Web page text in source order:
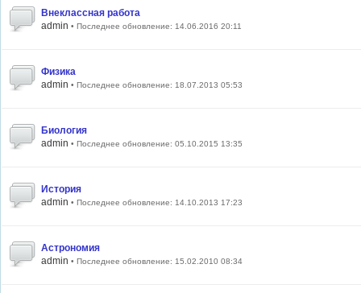
Внеклассная работа
admin • Последнее обновление: 14.06.2016 20:11
Физика
admin • Последнее обновление: 18.07.2013 05:53
Биология
admin • Последнее обновление: 05.10.2015 13:35
История
admin • Последнее обновление: 14.10.2013 17:23
Астрономия
admin • Последнее обновление: 15.02.2010 08:34